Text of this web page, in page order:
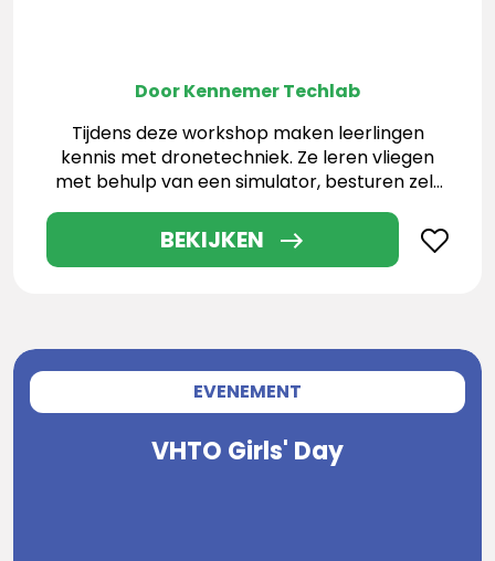
Door Kennemer Techlab
Tijdens deze workshop maken leerlingen
kennis met dronetechniek. Ze leren vliegen
met behulp van een simulator, besturen zelf
een drone en ontdekken de basis van
programmeren en besturingstechniek.
BEKIJKEN
EVENEMENT
VHTO Girls' Day